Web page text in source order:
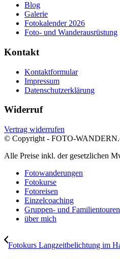
Blog
Galerie
Fotokalender 2026
Foto- und Wanderausrüstung
Kontakt
Kontaktformular
Impressum
Datenschutzerklärung
Widerruf
Vertrag widerrufen
© Copyright - FOTO-
Alle Preise inkl. der gesetzlichen
Fotowanderungen
Fotokurse
Fotoreisen
Einzelcoaching
Gruppen- und Familientouren
über mich
Fotokurs Langzeitbelichtung im